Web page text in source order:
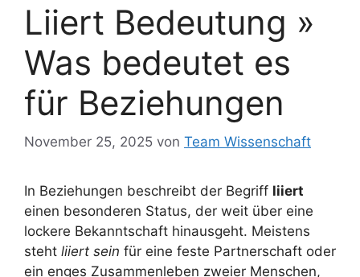
Liiert Bedeutung »
Was bedeutet es
für Beziehungen
November 25, 2025 von Team Wissenschaft
In Beziehungen beschreibt der Begriff liiert
einen besonderen Status, der weit über eine
lockere Bekanntschaft hinausgeht. Meistens
steht liiert sein für eine feste Partnerschaft oder
ein enges Zusammenleben zweier Menschen,